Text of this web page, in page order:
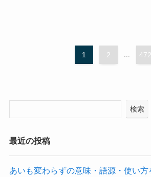
1 2 ... 472
検索
最近の投稿
あいも変わらずの意味・語源・使い